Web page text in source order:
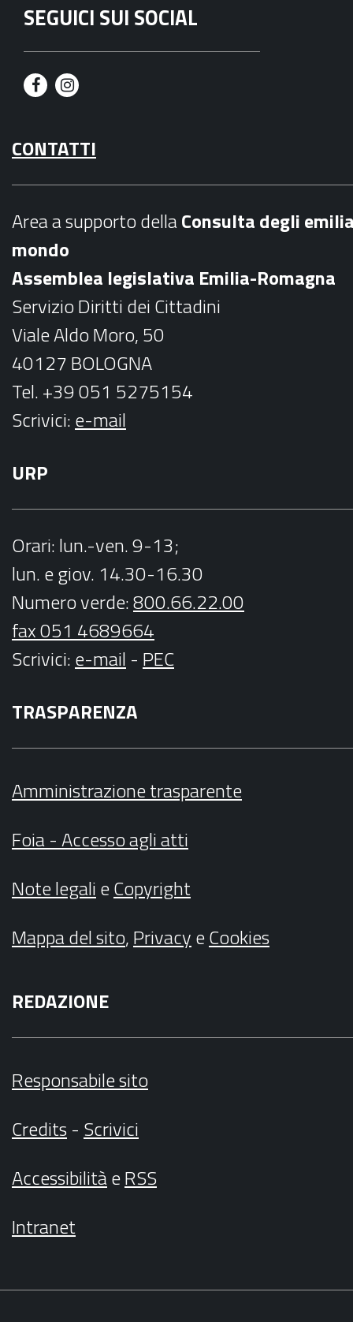
SEGUICI SUI SOCIAL
F
c
e
k
I
s
t
a
m
CONTATTI
Area a supporto dellaConsulta degli
mondo
Assemblea legislativa Emilia-Romagna
Servizio Diritti dei Cittadini
Viale Aldo Moro, 50
40127 BOLOGNA
Tel. +39 051 5275154
Scrivici:e-mail
URP
Orari: lun.-ven. 9-13;
lun. e giov. 14.30-16.30
Numero verde:800.66.22.00
fax 051 4689664
Scrivici:e-mail - PEC
TRASPARENZA
Amministrazione trasparente
Foia - Accesso agli atti
Note legalieCopyright
Mappa del sito,PrivacyeCookies
REDAZIONE
Responsabile sito
Credits- Scrivici
AccessibilitàeRSS
Intranet